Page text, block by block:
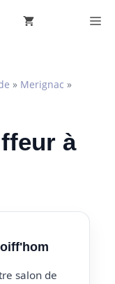
» Merignac »
à
salon de